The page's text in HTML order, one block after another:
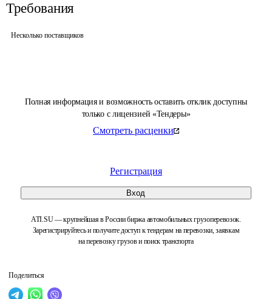
Полная информация и возможность оставить отклик доступны
только с лицензией «Тендеры»
Смотреть расценки
Регистрация
Вход
ATI.SU — крупнейшая в России биржа автомобильных грузоперевозок.
Зарегистрируйтесь и получите доступ к тендерам на перевозки, заявкам
на перевозку грузов и поиск транспорта
Поделиться
Требования
Несколько поставщиков